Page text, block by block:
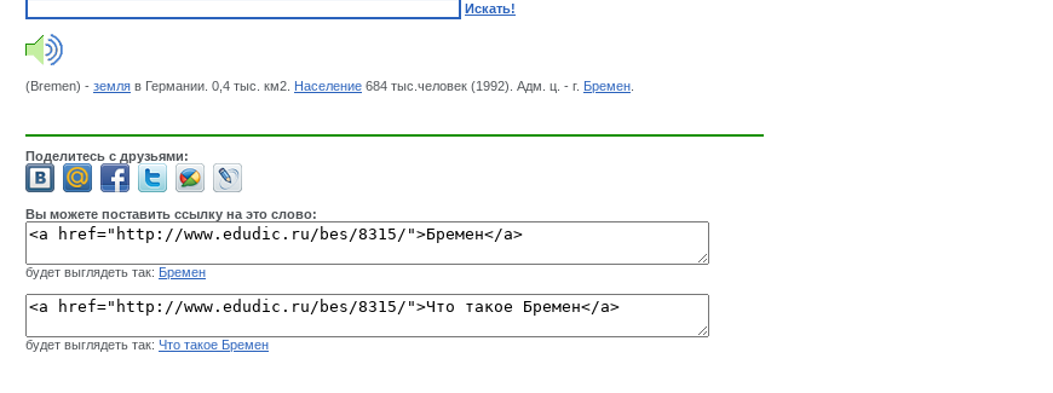
Искать!
(Bremen) - земля в Германии. 0,4 тыс. км2. Население 684 тыс.человек (1992). Адм. ц. - г. Бремен
Поделитесь с друзьями:
Вы можете поставить ссылку на это слово:
будет выглядеть так: Бремен
будет выглядеть так: Что такое Бремен